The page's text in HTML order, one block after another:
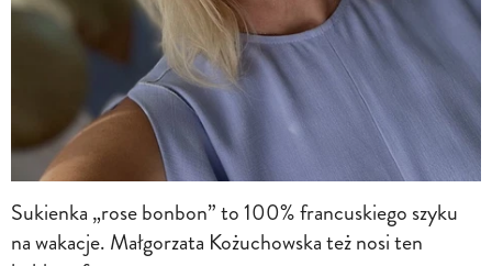
Sukienka „rose bonbon” to 100% francuskiego szyku
na wakacje. Małgorzata Kożuchowska też nosi ten